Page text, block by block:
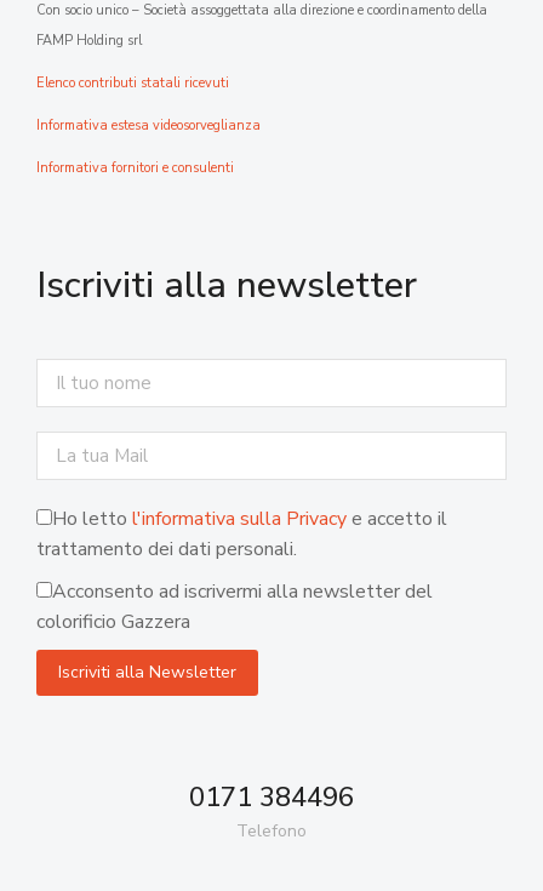
Con socio unico – Società assoggettata alla direzione e coordinamento della
FAMP Holding srl
Elenco contributi statali ricevuti
Informativa estesa videosorveglianza
Informativa fornitori e consulenti
Iscriviti alla newsletter
Ho letto l'informativa sulla Privacye accetto il
trattamento dei dati personali.
Acconsento ad iscrivermi alla newsletter del
colorificio Gazzera
0171 384496
Telefono